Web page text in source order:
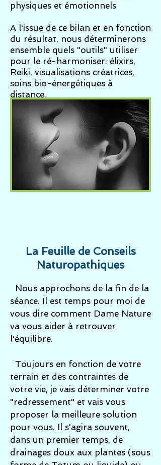
physiques et émotionnels
A l'issue de ce bilan et en fonction
du résultat, nous déterminerons
ensemble quels "outils" utiliser
pour le ré-harmoniser: élixirs,
Reiki, visualisations créatrices,
soins bio-énergétiques à
distance.
La Feuille de Conseils
Naturopathiques
Nous approchons de la fin de la
séance. Il est temps pour moi de
vous dire comment Dame Nature
va vous aider à retrouver
l'équilibre.
Toujours en fonction de votre
terrain et des contraintes de
votre vie, je vais déterminer votre
"redressement" et vais vous
proposer la meilleure solution
pour vous. Il s'agira souvent,
dans un premier temps, de
drainages doux aux plantes (sous